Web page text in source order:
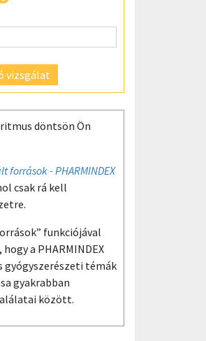
vizsgálat
döntsön Ön
források - PHARMINDEX
csak rá kell
funkciójával
a PHARMINDEX
gyógyszerészeti témák
gyakrabban
között.